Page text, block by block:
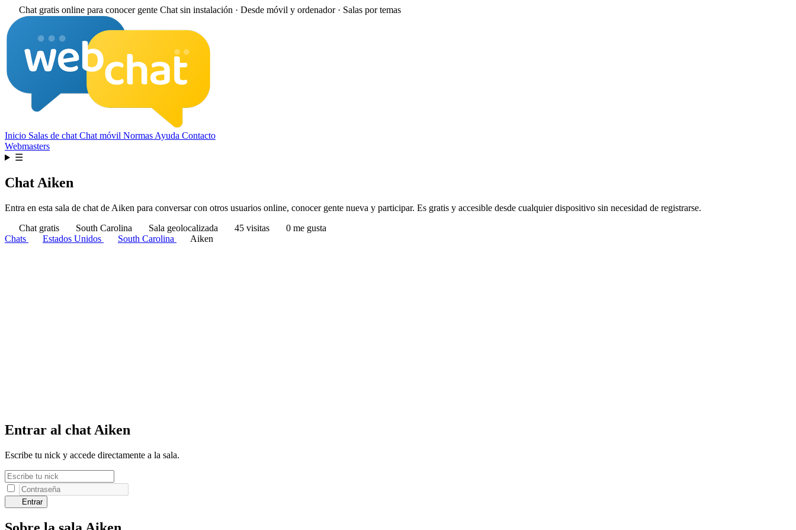
Chat gratis online para conocer gente Chat sin instalación · Desde móvil y ordenador · Salas por temas
Inicio Salas de chat Chat móvil Normas Ayuda Contacto
Webmasters
☰
Chat Aiken
Entra en esta sala de chat de Aiken para conversar con otros usuarios online, conocer gente nueva y participar. Es gratis y accesible desde cualquier dispositivo sin necesidad de registrarse.
Chat gratis
South Carolina Sala geolocalizada 45 visitas
0 me gusta
Chats
Estados Unidos South Carolina Aiken
Entrar al chat Aiken
Escribe tu nick y accede directamente a la sala.
Entrar